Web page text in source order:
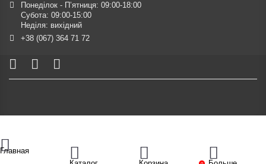
Понеділок - П’ятниця: 09:00-18:00
Субота: 09:00-15:00
Неділя: вихідний
+38 (067) 364 71 72
Главная